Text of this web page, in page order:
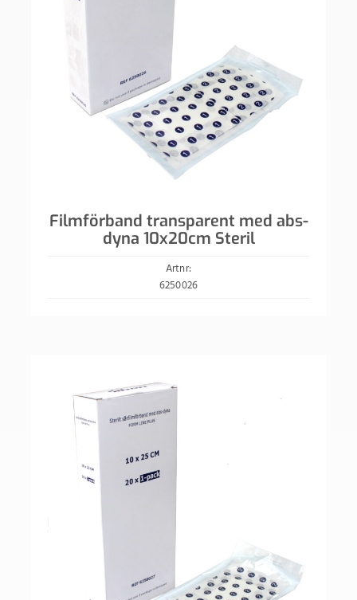
Filmförband transparent med abs-
dyna 10x20cm Steril
Artnr:
6250026